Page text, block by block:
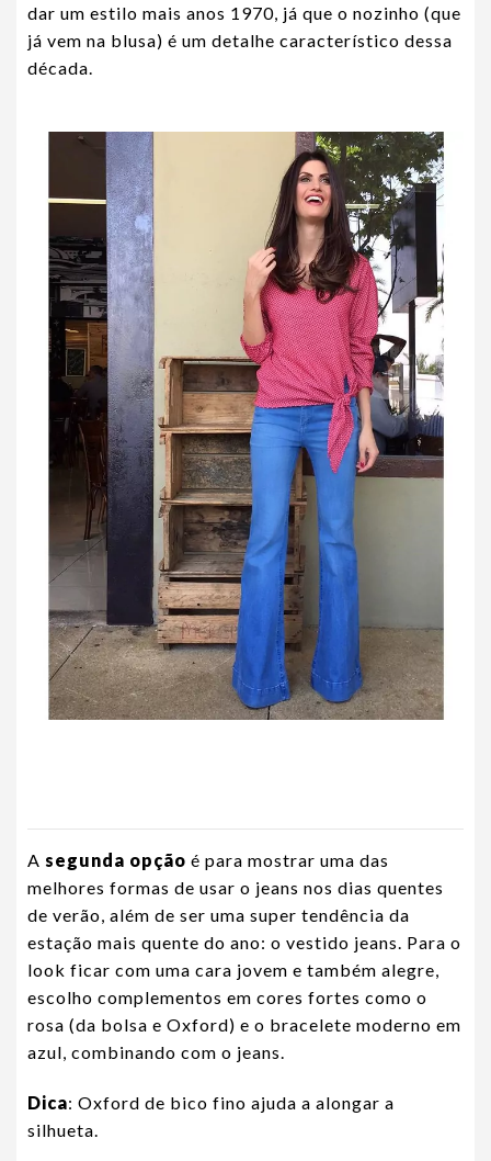
dar um estilo mais anos 1970, já que o nozinho (que
já vem na blusa) é um detalhe característico dessa
década.
A segunda opção é para mostrar uma das
melhores formas de usar o jeans nos dias quentes
de verão, além de ser uma super tendência da
estação mais quente do ano: o vestido jeans. Para o
look ficar com uma cara jovem e também alegre,
escolho complementos em cores fortes como o
rosa (da bolsa e Oxford) e o bracelete moderno em
azul, combinando com o jeans.
Dica: Oxford de bico fino ajuda a alongar a
silhueta.